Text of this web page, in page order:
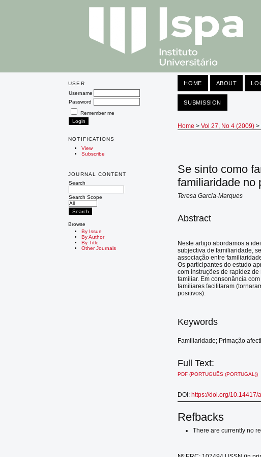
USER
Username
Password
Remember me
NOTIFICATIONS
View
Subscribe
JOURNAL CONTENT
Search
Search Scope
Browse
By Issue
By Author
By Title
Other Journals
HOME ABOUT
SUBMISSION
Home >Vol 27, No 4 (2009) >
Se sinto como
familiaridade no
Teresa Garcia-Marques
Abstract
Neste artigo abordamos a
subjectiva de familiaridade,
associação entre
Os participantes do estudo
com instruções de rapidez
familiar. Em consonância
familiares facilitaram
positivos).
Keywords
Familiaridade; Primação
Full Text:
PDF (PORTUGUÊS (PORTUGAL))
DOI:https://doi.org/10.14417/
Refbacks
There are currently no